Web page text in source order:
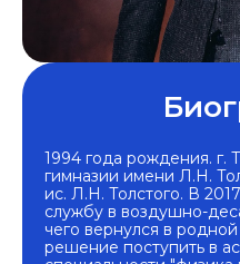
1994 года рождения. г.
гимназии имени Л.Н.
ис. Л.Н. Толстого. В
службу в воздушно-
чего вернулся в
решение поступить в